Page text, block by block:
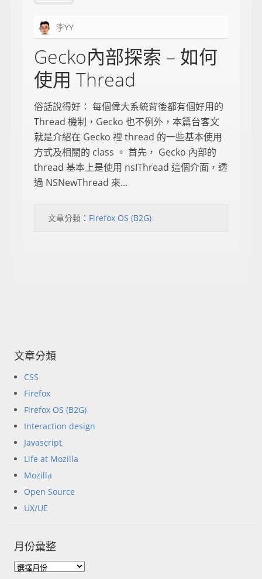
李YY
Gecko內部探索 – 如何
使用 Thread
俗話說得好： 每個偉大系統背後都有個好用的
Thread 機制，Gecko 也不例外，本篇台客文
就是介紹在 Gecko 裡 thread 的一些基本使用
方式及相關的 class 。 首先， Gecko 內部的
thread 基本上是使用 nsIThread 這個介面，透
過 NSNewThread 來...
文章分類： Firefox OS (B2G)
文章分類
CSS
Firefox
Firefox OS (B2G)
Interaction design
Javascript
Life at Mozilla
Mozilla
Open Source
UX/UE
月份彙整